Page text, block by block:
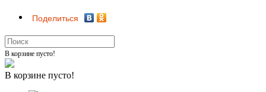
Поделиться
В корзине пусто!
В корзине пусто!